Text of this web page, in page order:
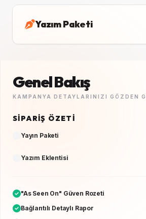
Yazım Paketi
Genel Bakış
KAMPANYA DETAYLARINIZI GÖZDEN
SIPARIŞ ÖZETI
Yayın Paketi
Yazım Eklentisi
"As Seen On" Güven Rozeti
Bağlantılı Detaylı Rapor